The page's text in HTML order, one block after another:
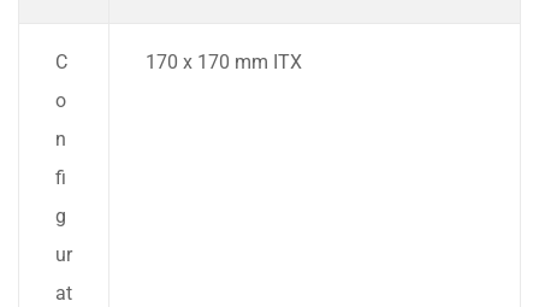
C
o
n
fi
g
ur
at
170 x 170 mm ITX